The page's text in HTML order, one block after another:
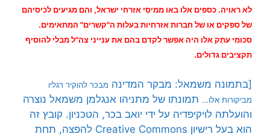
לא ראויה. כספים אלו באו ממיסֵי אזרחי ישראל, והם מגיעים לכיסיהם
של ספקים או של חברות אזרחיות בעלות ה"קשרים" המתאימים.
סכומי עתֵק אלו היה אפשר לקדם בהם את ענייני צה"ל מבלי להוסיף
תקציבים גדולים.
[בתמונה משמאל: מבקר המדינה מבכר להוקיר רגליו
מביקורות אלו… תמונתו של מתניהו אנגלמן משמאל נוצרה
והועלתה לויקיפדיה על ידי יואב בכר, הטכניון. קובץ זה
הוא בעל רישיון Creative Commons להפצה, תחת